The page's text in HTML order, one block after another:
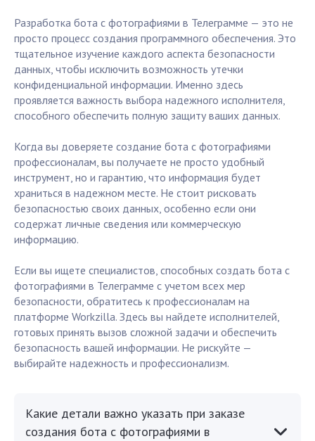
Разработка бота с фотографиями в Телеграмме — это не
просто процесс создания программного обеспечения. Это
тщательное изучение каждого аспекта безопасности
данных, чтобы исключить возможность утечки
конфиденциальной информации. Именно здесь
проявляется важность выбора надежного исполнителя,
способного обеспечить полную защиту ваших данных.
Когда вы доверяете создание бота с фотографиями
профессионалам, вы получаете не просто удобный
инструмент, но и гарантию, что информация будет
храниться в надежном месте. Не стоит рисковать
безопасностью своих данных, особенно если они
содержат личные сведения или коммерческую
информацию.
Если вы ищете специалистов, способных создать бота с
фотографиями в Телеграмме с учетом всех мер
безопасности, обратитесь к профессионалам на
платформе Workzilla. Здесь вы найдете исполнителей,
готовых принять вызов сложной задачи и обеспечить
безопасность вашей информации. Не рискуйте —
выбирайте надежность и профессионализм.
Какие детали важно указать при заказе
создания бота с фотографиями в